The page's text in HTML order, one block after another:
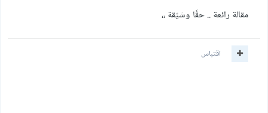
مقالة رائعة .. حقًا وشيّقة ،،
اقتباس